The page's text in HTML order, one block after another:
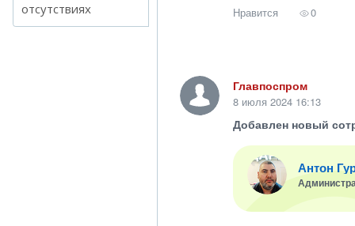
отсутствиях
Нравится 0
Главпоспром
8 июля 2024 16:13
Добавлен новый
Антон